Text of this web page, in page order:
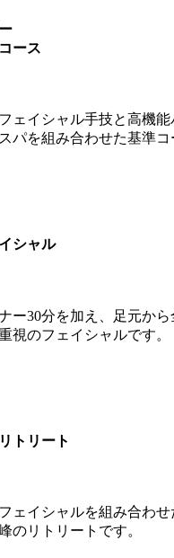
ース
ェイシャル手技と高機
パを組み合わせた基準コ
シャル
ー30分を加え、足元か
視のフェイシャルです。
トリート
ェイシャルを組み合わ
のリトリートです。